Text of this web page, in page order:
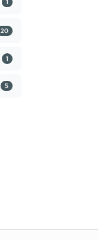
1
20
1
5